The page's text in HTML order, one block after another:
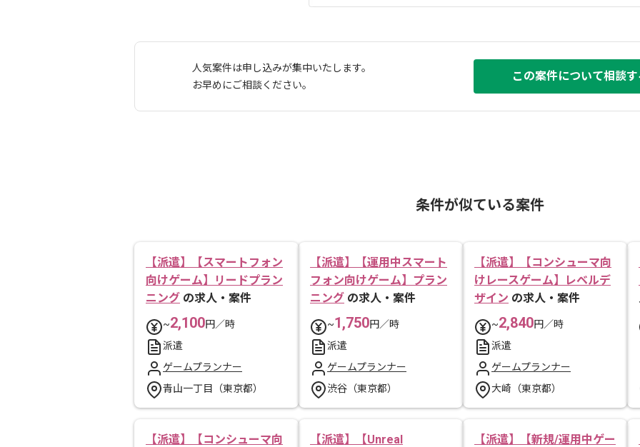
人気案件は申し込みが集中いたします。
お早めにご相談ください。
この案件について相談す
条件が似ている案件
【派遣】【スマートフォン
向けゲーム】リードプラン
ニング の求人・案件
~2,100円／時
派遣
ゲームプランナー
青山一丁目（東京都）
【派遣】【運用中スマート
フォン向けゲーム】プラン
ニング の求人・案件
~1,750円／時
派遣
ゲームプランナー
渋谷（東京都）
【派遣】【コンシューマ向
けレースゲーム】レベルデ
ザイン の求人・案件
~2,840円／時
派遣
ゲームプランナー
大崎（東京都）
【派遣】【コンシューマ向
【派遣】【Unreal
【派遣】【新規/運用中ゲー